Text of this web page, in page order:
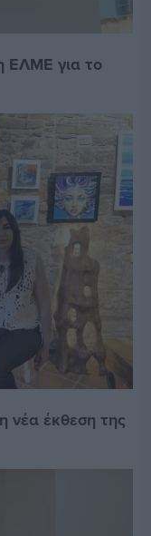
ΕΛΜΕ για το
νέα έκθεση της